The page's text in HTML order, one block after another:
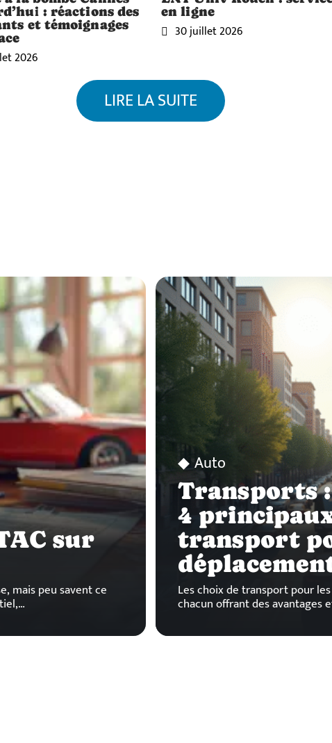
: réactions des
et témoignages
2026
en ligne
30 juillet 2026
LIRE LA SUITE
sur
mais peu savent ce
…
Auto
Transports
4
transport
Les choix de transport pour
chacun offrant des avantages